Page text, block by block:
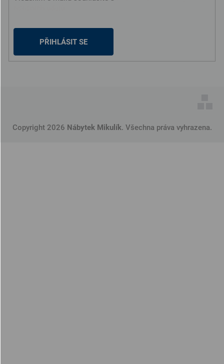
PŘIHLÁSIT SE
Copyright 2026 Nábytek Mikulík. Všechna práva vyhrazena.